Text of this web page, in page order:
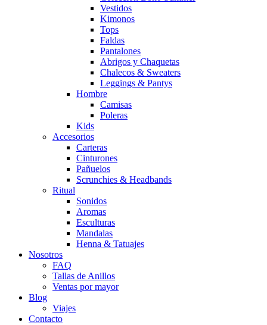
Vestidos
Kimonos
Tops
Faldas
Pantalones
Abrigos y Chaquetas
Chalecos & Sweaters
Leggings & Pantys
Hombre
Camisas
Poleras
Kids
Accesorios
Carteras
Cinturones
Pañuelos
Scrunchies & Headbands
Ritual
Sonidos
Aromas
Esculturas
Mandalas
Henna & Tatuajes
Nosotros
FAQ
Tallas de Anillos
Ventas por mayor
Blog
Viajes
Contacto